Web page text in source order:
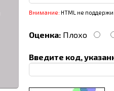
Внимание: HTML не
Оценка: Плохо
Введите код,